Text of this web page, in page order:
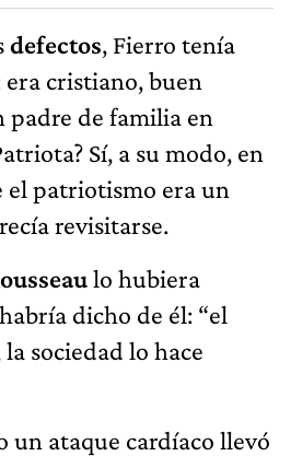
defectos, Fierro tenía
era cristiano, buen
padre de familia en
Sí, a su modo, en
el patriotismo era un
revisitarse.
lo hubiera
dicho de él: “el
sociedad lo hace
un ataque cardíaco llevó